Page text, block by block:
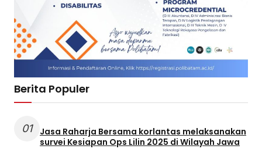
Berita Populer
01
Jasa Raharja Bersama korlantas melaksanakan
survei Kesiapan Ops Lilin 2025 di Wilayah Jawa